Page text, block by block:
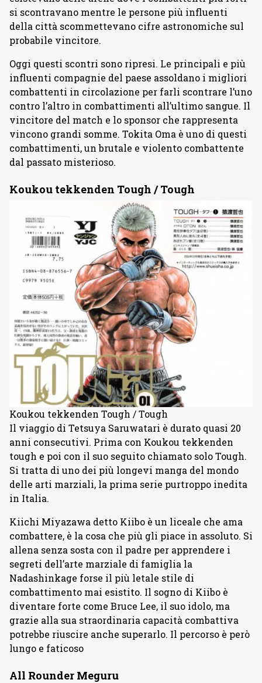
si scontravano mentre le persone più influenti
della città scommettevano cifre astronomiche sul
probabile vincitore.
Oggi questi scontri sono ripresi. Le principali e più
influenti compagnie del paese assoldano i migliori
combattenti in circolazione per farli scontrare l’uno
contro l’altro in combattimenti all’ultimo sangue. Il
vincitore del match e lo sponsor che rappresenta
vincono grandi somme. Tokita Oma è uno di questi
combattimenti, un brutale e violento combattente
dal passato misterioso.
Koukou tekkenden Tough / Tough
Koukou tekkenden Tough / Tough
Il viaggio di Tetsuya Saruwatari è durato quasi 20
anni consecutivi. Prima con Koukou tekkenden
tough e poi con il suo seguito chiamato solo Tough.
Si tratta di uno dei più longevi manga del mondo
delle arti marziali, la prima serie purtroppo inedita
in Italia.
Kiichi Miyazawa detto Kiibo è un liceale che ama
combattere, è la cosa che più gli piace in assoluto. Si
allena senza sosta con il padre per apprendere i
segreti dell’arte marziale di famiglia la
Nadashinkage forse il più letale stile di
combattimento mai esistito. Il sogno di Kiibo è
diventare forte come Bruce Lee, il suo idolo, ma
grazie alla sua straordinaria capacità combattiva
potrebbe riuscire anche superarlo. Il percorso è però
lungo e faticoso
All Rounder Meguru